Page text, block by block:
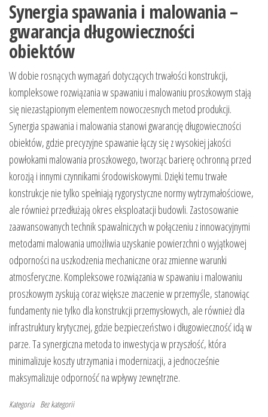
Synergia spawania i malowania –
gwarancja długowieczności
obiektów
W dobie rosnących wymagań dotyczących trwałości konstrukcji,
kompleksowe rozwiązania w spawaniu i malowaniu proszkowym stają
się niezastąpionym elementem nowoczesnych metod produkcji.
Synergia spawania i malowania stanowi gwarancję długowieczności
obiektów, gdzie precyzyjne spawanie łączy się z wysokiej jakości
powłokami malowania proszkowego, tworząc barierę ochronną przed
korozją i innymi czynnikami środowiskowymi. Dzięki temu trwałe
konstrukcje nie tylko spełniają rygorystyczne normy wytrzymałościowe,
ale również przedłużają okres eksploatacji budowli. Zastosowanie
zaawansowanych technik spawalniczych w połączeniu z innowacyjnymi
metodami malowania umożliwia uzyskanie powierzchni o wyjątkowej
odporności na uszkodzenia mechaniczne oraz zmienne warunki
atmosferyczne. Kompleksowe rozwiązania w spawaniu i malowaniu
proszkowym zyskują coraz większe znaczenie w przemyśle, stanowiąc
fundamenty nie tylko dla konstrukcji przemysłowych, ale również dla
infrastruktury krytycznej, gdzie bezpieczeństwo i długowieczność idą w
parze. Ta synergiczna metoda to inwestycja w przyszłość, która
minimalizuje koszty utrzymania i modernizacji, a jednocześnie
maksymalizuje odporność na wpływy zewnętrzne.
Kategoria Bez kategorii